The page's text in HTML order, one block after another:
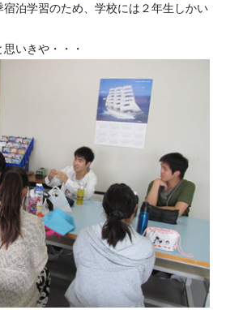
泊学習のため、学校には２年生しかい
いきや・・・